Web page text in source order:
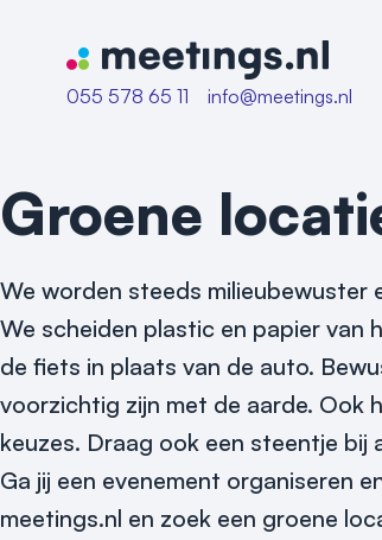
Naar home van Meetings
055 578 65 11
info@meetings.nl
Groene
We worden steeds milieubewuster
We scheiden plastic en papier van
de fiets in plaats van de auto.
voorzichtig zijn met de aarde. Ook
keuzes. Draag ook een steentje bij
Ga jij een evenement organiseren
meetings.nl en zoek een groene